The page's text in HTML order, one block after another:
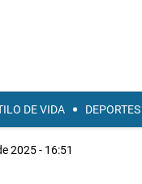
DE VIDA DEPORTES
2025 - 16:51